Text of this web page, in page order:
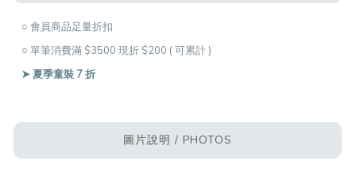
○ 會員商品足量折扣
○ 單筆消費滿 $3500 現折 $200 ( 可累計 )
➤ 夏季童裝 7 折
圖片說明 / PHOTOS